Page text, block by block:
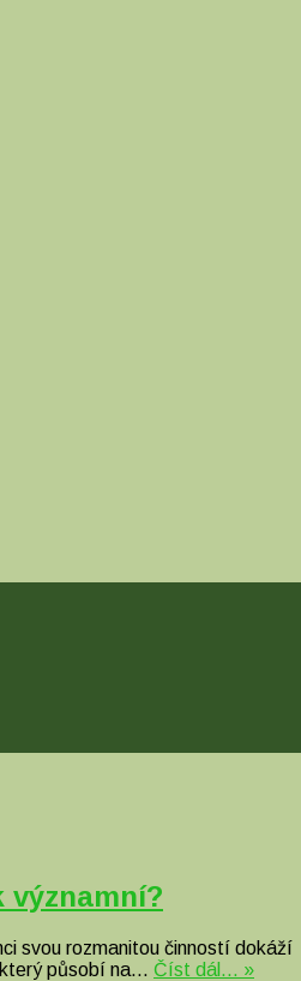
významní?
svou rozmanitou činností
působí na… Číst dál… »